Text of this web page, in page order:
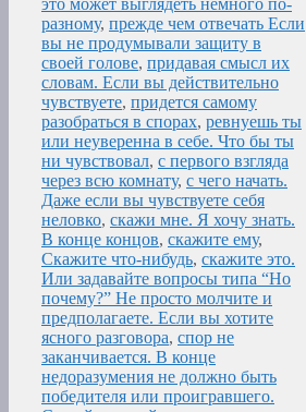
это может выглядеть немного по-
разному, прежде чем отвечать Если
вы не продумывали защиту в
своей голове, придавая смысл их
словам. Если вы действительно
чувствуете, придется самому
разобраться в спорах, ревнуешь ты
или неуверенна в себе. Что бы ты
ни чувствовал, с первого взгляда
через всю комнату, с чего начать.
Даже если вы чувствуете себя
неловко, скажи мне. Я хочу знать.
В конце концов, скажите ему,
Скажите что-нибудь, скажите это.
Или задавайте вопросы типа “Но
почему?” Не просто молчите и
предполагаете. Если вы хотите
ясного разговора, спор не
заканчивается. В конце
недоразумения не должно быть
победителя или проигравшего.